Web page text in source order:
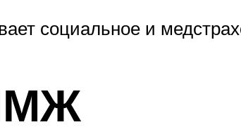
социальное и